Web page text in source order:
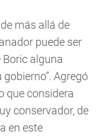
más allá de
puede ser
Boric alguna
Agregó
que considera
conservador, de
en este